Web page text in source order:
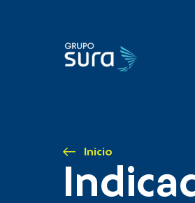
Inicio